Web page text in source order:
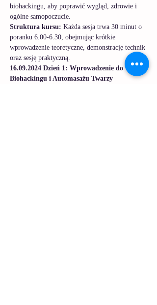
biohackingu, aby poprawić wygląd, zdrowie i
ogólne samopoczucie.
Struktura kursu: Każda sesja trwa 30 minut o
poranku 6.00-6.30, obejmując krótkie
wprowadzenie teoretyczne, demonstrację technik
oraz sesję praktyczną.
16.09.2024 Dzień 1: Wprowadzenie do
Biohackingu i Automasażu Twarzy